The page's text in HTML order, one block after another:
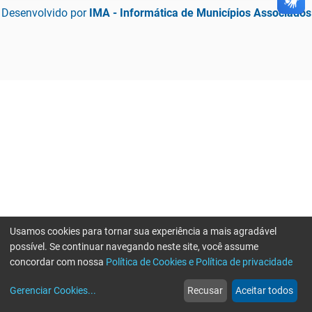
Desenvolvido por IMA - Informática de Municípios Associados
web
Notícias
more_horiz
Mais
Usamos cookies para tornar sua experiência a mais agradável
possível. Se continuar navegando neste site, você assume
concordar com nossa Política de Cookies e Política de privacidade
Gerenciar Cookies... Recusar Aceitar todos